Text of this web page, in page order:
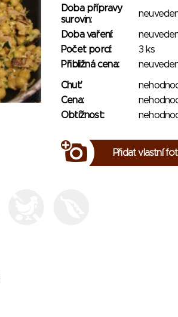
Doba přípravy
surovin:
Doba vaření:
Počet porcí:
3 ks
Přibližná cena:
Chuť:
Cena:
Obtížnost:
Přidat vlastní